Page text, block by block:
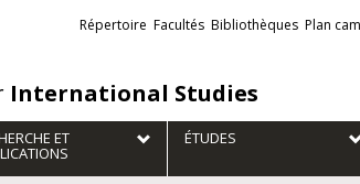
International Studies
Liens
externes
Répertoire Facultés Bibliothèques Plan
ET ÉTUDES